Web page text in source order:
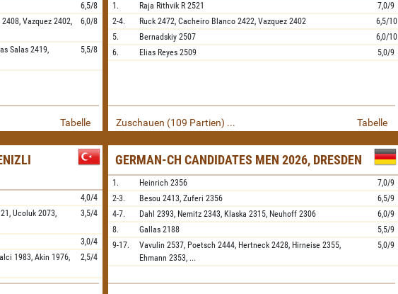
6,5/8
2408,Vazquez 2402,
6,0/8
Salas 2419,
5,5/8
Tabelle
1. Raja Rithvik R 2521
7,0/9
2-4.
Ruck 2472, Cacheiro Blanco 2422, Vazquez 2402
6,5/10
5.
Bernadskiy 2507
6,0/10
6.
Elias Reyes 2509 5,0/9
Zuschauen (109 Partien) ... Tabelle
4,0/4
Ucoluk 2073,
3,5/4
3,0/4
1983,Akin 1976,
2,5/4
GERMAN-CH CANDIDATES MEN 2026, DRESDEN
1. Heinrich 2356
7,0/9
2-3.
Besou 2413, Zuferi 2356
6,5/9
4-7.
Dahl 2393, Nemitz 2343, Klaska 2315, Neuhoff 2306
6,0/9
8.
Gallas 2188
5,5/9
9-17.
Vavulin 2537, Poetsch 2444, Hertneck 2428, Hirneise 2355,
Ehmann 2353, ...
5,0/9